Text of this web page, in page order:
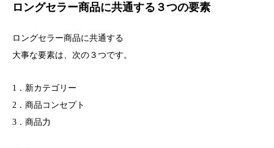
ロングセラー商品に共通する３つの要素
ロングセラー商品に共通する
大事な要素は、次の３つです。
1．新カテゴリー
2．商品コンセプト
3．商品力